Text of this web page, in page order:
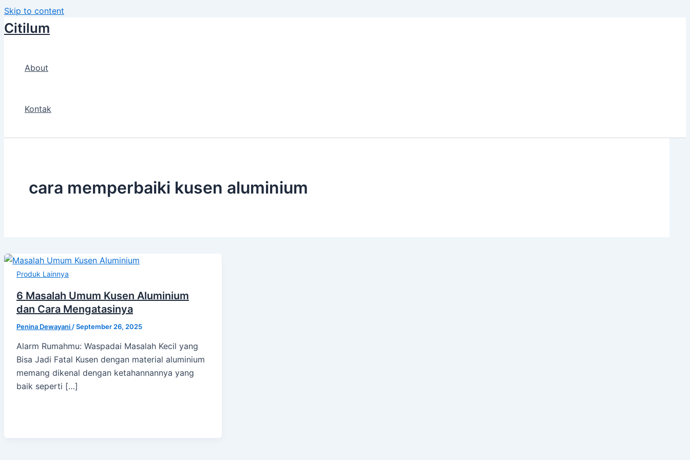
Skip to content
Citilum
About
Kontak
cara memperbaiki kusen aluminium
Produk Lainnya
6 Masalah Umum Kusen Aluminium
dan Cara Mengatasinya
Penina Dewayani /September 26, 2025
Alarm Rumahmu: Waspadai Masalah Kecil yang
Bisa Jadi Fatal Kusen dengan material aluminium
memang dikenal dengan ketahannannya yang
baik seperti […]